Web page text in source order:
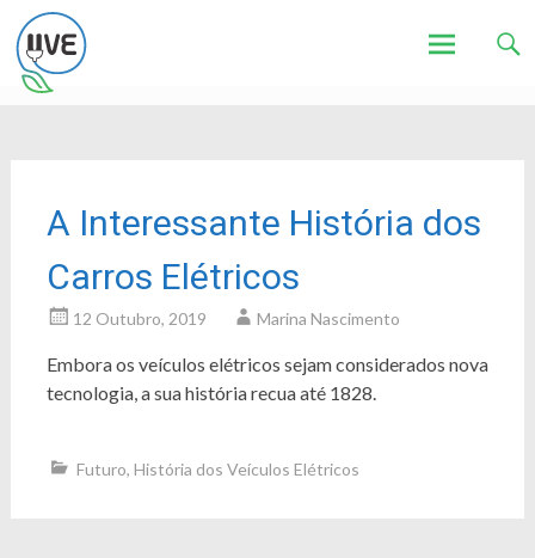
A Interessante História dos
Carros Elétricos
12 Outubro, 2019 Marina Nascimento
Embora os veículos elétricos sejam considerados nova
tecnologia, a sua história recua até 1828.
Futuro, História dos Veículos Elétricos